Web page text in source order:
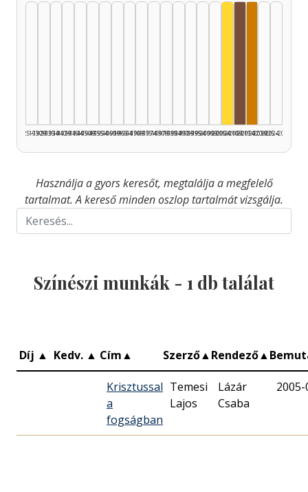
1925–1929
1930–1934
1935–1939
1940–1944
1945–1949
1950–1954
1955–1959
1960–1964
1965–1969
1970–1974
1975–1979
1980–1984
1985–1989
1990–1994
1995–1999
2000–2004
2005–2009
2010–2014
2015–2019
2020–2024
2025–2026
Használja a gyors keresőt, megtalálja a megfelelő
tartalmat. A kereső minden oszlop tartalmát vizsgálja.
Színészi munkák - 1 db találat
Díj ▲ Kedv. ▲ Cím▲ Szerző▲Rendező▲
Krisztussal
a
fogságban
Temesi
Lajos
Lázár
Csaba